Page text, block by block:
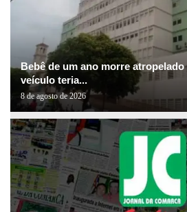
Bebê de um ano morre
veículo teria...
8 de agosto de 2026